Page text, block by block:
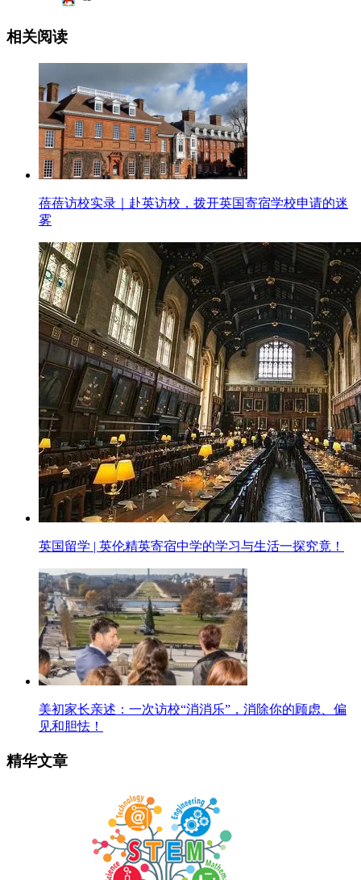
相关阅读
蓓蓓访校实录｜赴英访校，拨开英国寄宿学校申请的迷
雾
英国留学 | 英伦精英寄宿中学的学习与生活一探究竟！
美初家长亲述：一次访校“消消乐”，消除你的顾虑、偏
见和胆怯！
精华文章